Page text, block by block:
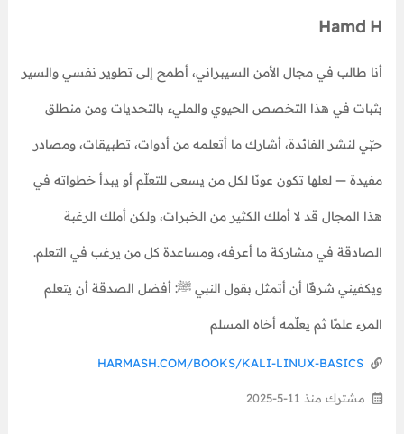
Hamd H
أنا طالب في مجال الأمن السيبراني، أطمح إلى تطوير نفسي والسير
بثبات في هذا التخصص الحيوي والمليء بالتحديات ومن منطلق
حبّي لنشر الفائدة، أشارك ما أتعلمه من أدوات، تطبيقات، ومصادر
مفيدة — لعلها تكون عونًا لكل من يسعى للتعلّم أو يبدأ خطواته في
هذا المجال قد لا أملك الكثير من الخبرات، ولكن أملك الرغبة
الصادقة في مشاركة ما أعرفه، ومساعدة كل من يرغب في التعلم.
ويكفيني شرفًا أن أتمثل بقول النبي ﷺ: أفضل الصدقة أن يتعلم
المرء علمًا ثم يعلّمه أخاه المسلم
HARMASH.COM/BOOKS/KALI-LINUX-BASICS
مشترك منذ 11-5-2025